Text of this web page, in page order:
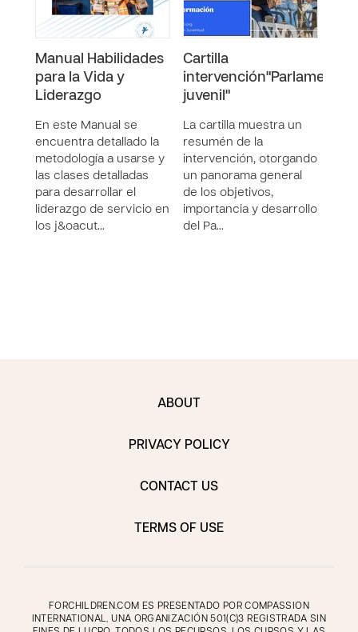
Manual Habilidades
para la Vida y
Liderazgo
En este Manual se
encuentra detallado la
metodología a usarse y
las clases detalladas
para desarrollar el
liderazgo de servicio en
los j&oacut…
Cartilla
intervención"Parlamento
juvenil"
La cartilla muestra un
resumén de la
intervención, otorgando
un panorama general
de los objetivos,
importancia y desarrollo
del Pa…
ABOUT
PRIVACY POLICY
CONTACT US
TERMS OF USE
FORCHILDREN.COM ES PRESENTADO POR COMPASSION
INTERNATIONAL, UNA ORGANIZACIÓN 501(C)3 REGISTRADA SIN